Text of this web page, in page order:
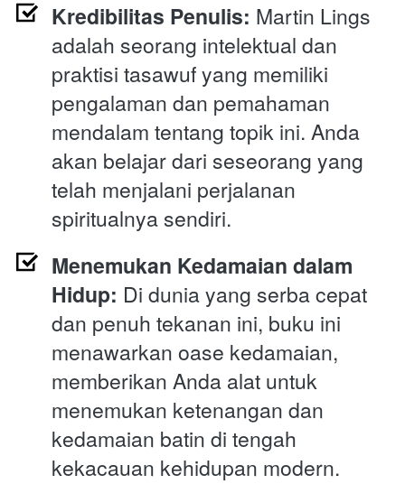
Kredibilitas Penulis: Martin Lings
adalah seorang intelektual dan
praktisi tasawuf yang memiliki
pengalaman dan pemahaman
mendalam tentang topik ini. Anda
akan belajar dari seseorang yang
telah menjalani perjalanan
spiritualnya sendiri.
Menemukan Kedamaian dalam
Hidup: Di dunia yang serba cepat
dan penuh tekanan ini, buku ini
menawarkan oase kedamaian,
memberikan Anda alat untuk
menemukan ketenangan dan
kedamaian batin di tengah
kekacauan kehidupan modern.